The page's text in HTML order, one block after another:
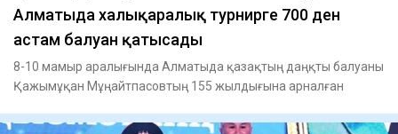
Алматыда халықаралық турнирге 700 ден
астам балуан қатысады
8-10 мамыр аралығында Алматыда қазақтың даңқты балуаны
Қажымұқан Мұңайтпасовтың 155 жылдығына арналған